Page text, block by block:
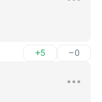
+5 –0